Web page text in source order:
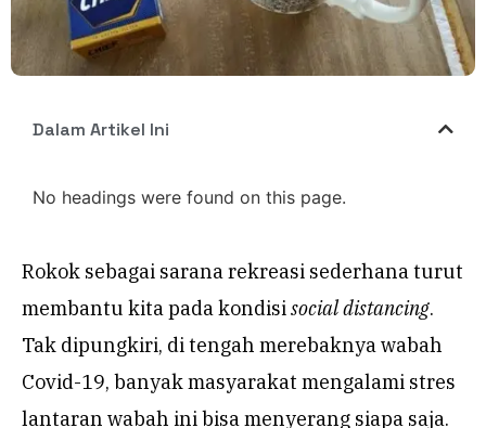
Dalam Artikel Ini
No headings were found on this page.
Rokok sebagai sarana rekreasi sederhana turut
membantu kita pada kondisisocial distancing.
Tak dipungkiri, di tengah merebaknya wabah
Covid-19, banyak masyarakat mengalami stres
lantaran wabah ini bisa menyerang siapa saja.